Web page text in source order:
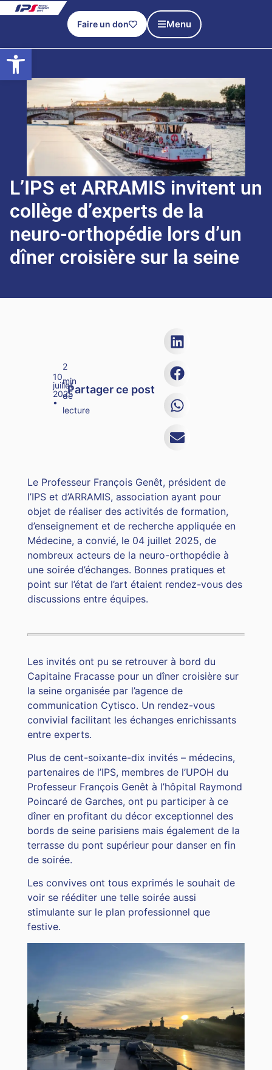
Ouvrir la barre d’outils
Faire un don Menu
L’IPS et ARRAMIS invitent un
collège d’experts de la
neuro-orthopédie lors d’un
dîner croisière sur la seine
10
juillet
2025
•
2
min
de
lecture
Partager ce post
Le Professeur François Genêt, président de
l’IPS et d’ARRAMIS, association ayant pour
objet de réaliser des activités de formation,
d’enseignement et de recherche appliquée en
Médecine, a convié, le 04 juillet 2025, de
nombreux acteurs de la neuro-orthopédie à
une soirée d’échanges. Bonnes pratiques et
point sur l’état de l’art étaient rendez-vous des
discussions entre équipes.
Les invités ont pu se retrouver à bord du
Capitaine Fracasse pour un dîner croisière sur
la seine organisée par l’agence de
communication Cytisco. Un rendez-vous
convivial facilitant les échanges enrichissants
entre experts.
Plus de cent-soixante-dix invités – médecins,
partenaires de l’IPS, membres de l’UPOH du
Professeur François Genêt à l’hôpital Raymond
Poincaré de Garches, ont pu participer à ce
dîner en profitant du décor exceptionnel des
bords de seine parisiens mais également de la
terrasse du pont supérieur pour danser en fin
de soirée.
Les convives ont tous exprimés le souhait de
voir se rééditer une telle soirée aussi
stimulante sur le plan professionnel que
festive.